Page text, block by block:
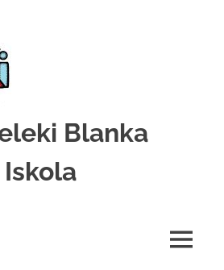
Blanka
MENU